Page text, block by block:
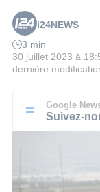
i24NEWS
3 min
30 juillet 2023 à
dernière
Google
Suivez-